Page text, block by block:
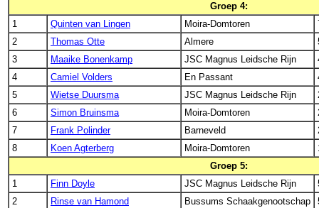
Groep 4:
1
Quinten van Lingen Moira-Domtoren
2
Thomas Otte Almere
3
Maaike Bonenkamp JSC Magnus Leidsche Rijn
4
Camiel Volders En Passant
5
Wietse Duursma JSC Magnus Leidsche Rijn
6
Simon Bruinsma Moira-Domtoren
7
Frank Polinder Barneveld
8
Koen Agterberg Moira-Domtoren
Groep 5:
1
Finn Doyle JSC Magnus Leidsche Rijn
2
Rinse van Hamond Bussums Schaakgenootschap